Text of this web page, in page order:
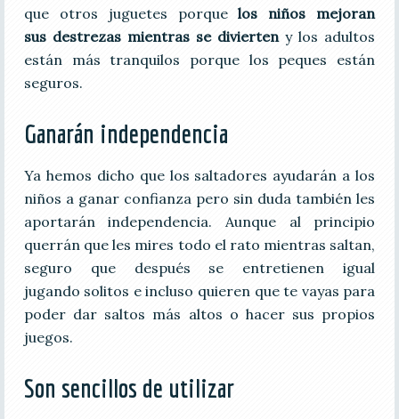
que otros juguetes porquelos niños mejoran
sus destrezas mientras se divierten y los adultos
están más tranquilos porque los peques están
seguros.
Ganarán independencia
Ya hemos dicho que los saltadores ayudarán a los
niños a ganar confianza pero sin duda también les
aportarán independencia. Aunque al principio
querrán que les mires todo el rato mientras saltan,
seguro que después se entretienen igual
jugando solitos e incluso quieren que te vayas para
poder dar saltos más altos o hacer sus propios
juegos.
Son sencillos de utilizar